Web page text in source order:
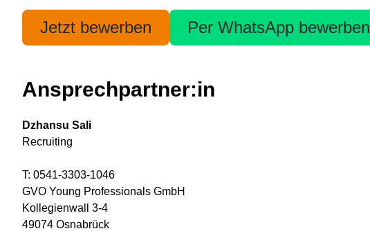
Jetzt bewerben Per WhatsApp bewerben
Ansprechpartner:in
Dzhansu Sali
Recruiting
T: 0541-3303-1046
GVO Young Professionals GmbH
Kollegienwall 3-4
49074 Osnabrück